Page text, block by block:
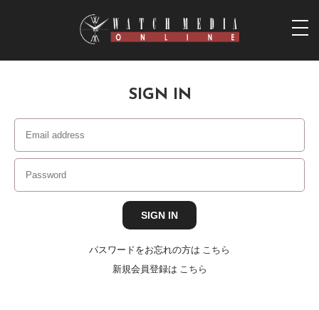
SIGN IN
パスワードをお忘れの方は こちら
新規会員登録は こちら